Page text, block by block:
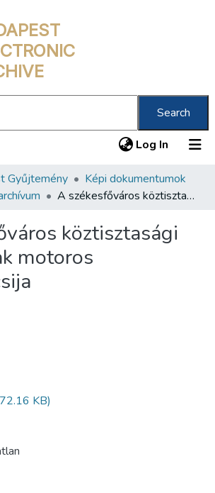
Search
Log In (current)
Gyűjtemény
Képi dokumentumok
A székesfőváros köztisztasági hivatalának motoros öntözőkocsija
köztisztasági
motoros
KB)